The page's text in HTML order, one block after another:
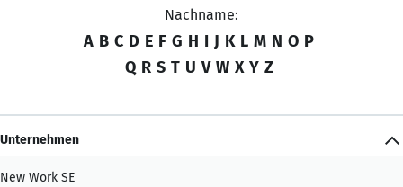
Nachname:
A B C D E F G H I J K L M N O P
Q R S T U V W X Y Z
Unternehmen
New Work SE